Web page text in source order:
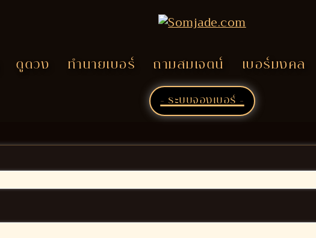
ดูดวง ทำนายเบอร์ ถามสมเจตน์ เบอร์มงคล
- ระบบจองเบอร์ -